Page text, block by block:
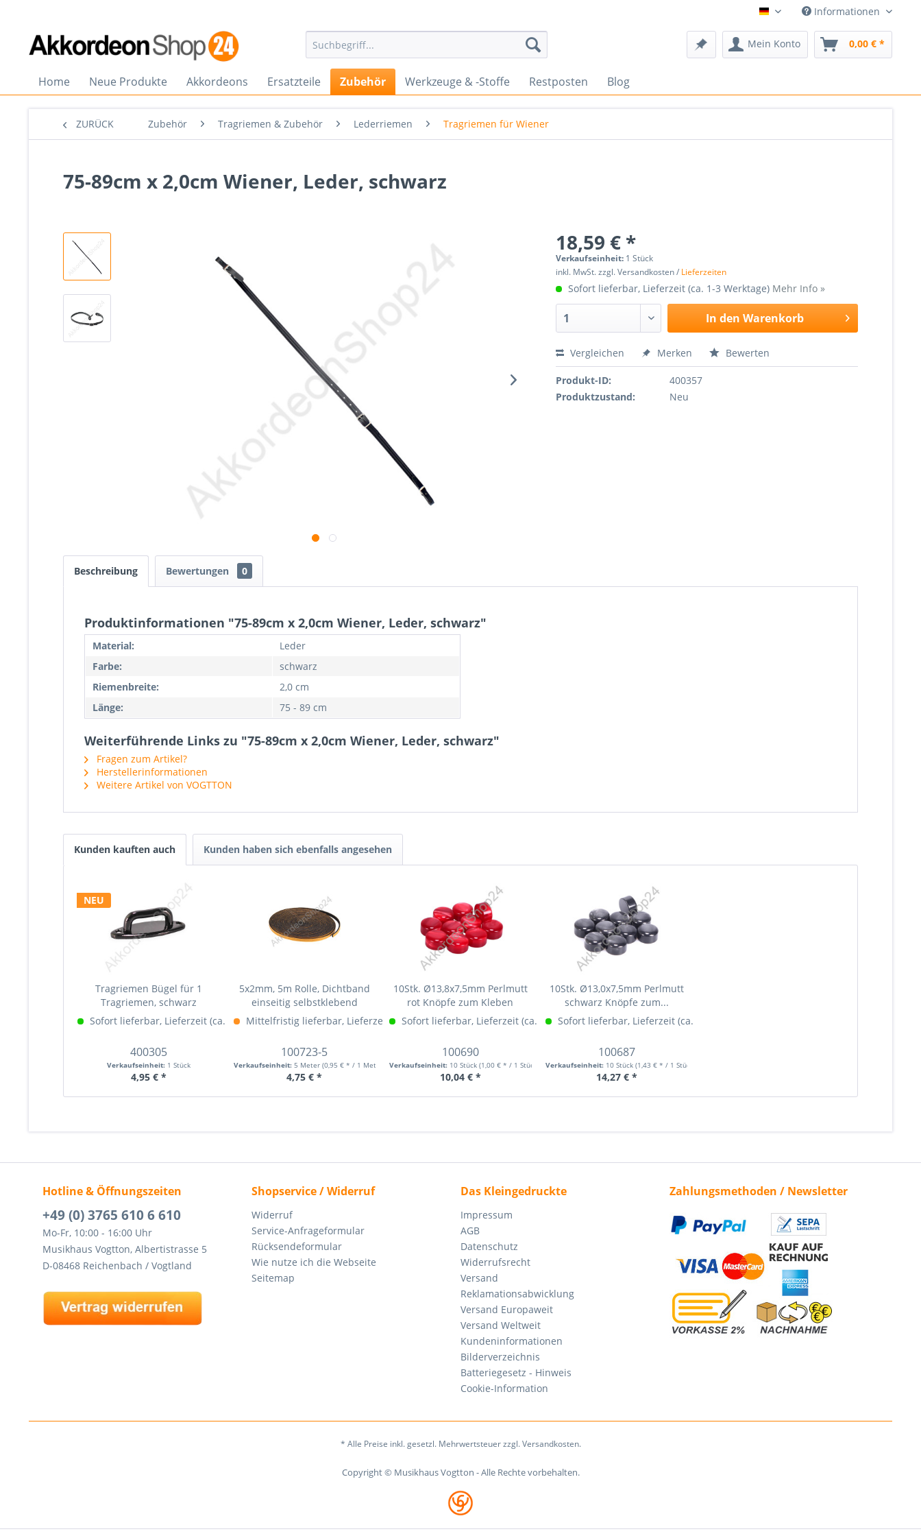
Deutsch Informationen
Mein Konto 0,00 € *
Home Neue Produkte Akkordeons Ersatzteile Zubehör Werkzeuge & -Stoffe Restposten Blog
ZURÜCK Zubehör Tragriemen & Zubehör Lederriemen Tragriemen für Wiener
75-89cm x 2,0cm Wiener, Leder, schwarz
18,59 € *
Verkaufseinheit: 1 Stück
inkl. MwSt. zzgl. Versandkosten / Lieferzeiten
Sofort lieferbar, Lieferzeit (ca. 1-3 Werktage) Mehr Info »
In den Warenkorb
Vergleichen Merken Bewerten
Produkt-ID:
400357
Produktzustand:
Neu
Beschreibung Bewertungen 0
Produktinformationen "75-89cm x 2,0cm Wiener, Leder, schwarz"
Material:
Leder
Farbe:
schwarz
Riemenbreite:
2,0 cm
Länge:
75 - 89 cm
Weiterführende Links zu "75-89cm x 2,0cm Wiener, Leder, schwarz"
Fragen zum Artikel?
Herstellerinformationen
Weitere Artikel von VOGTTON
Kunden kauften auch Kunden haben sich ebenfalls angesehen
NEU
Tragriemen Bügel für 1
Tragriemen, schwarz
Sofort lieferbar, Lieferzeit (ca. 1-3 Werktage)Mehr Info »
400305
Verkaufseinheit: 1 Stück
4,95 € *
5x2mm, 5m Rolle, Dichtband
einseitig selbstklebend
Mittelfristig lieferbar, Lieferzeit (ca. 1-4 Wochen)Mehr Info »
100723-5
Verkaufseinheit: 5 Meter (0,95 € * / 1 Meter)
4,75 € *
10Stk. Ø13,8x7,5mm Perlmutt
rot Knöpfe zum Kleben
Sofort lieferbar, Lieferzeit (ca. 1-3 Werktage)Mehr Info »
100690
Verkaufseinheit: 10 Stück(1,00 € * / 1 Stück)
10,04 € *
10Stk. Ø13,0x7,5mm Perlmutt
schwarz Knöpfe zum...
Sofort lieferbar, Lieferzeit (ca. 1-3 Werktage)
100687
Verkaufseinheit: 10 Stück (1,43 € * / 1 Stück)
14,27 € *
Hotline & Öffnungszeiten
+49 (0) 3765 610 6 610
Mo-Fr, 10:00 - 16:00 Uhr
Musikhaus Vogtton, Albertistrasse 5
D-08468 Reichenbach / Vogtland
Shopservice / Widerruf
Widerruf
Service-Anfrageformular
Rücksendeformular
Wie nutze ich die Webseite
Seitemap
Das Kleingedruckte
Impressum
AGB
Datenschutz
Widerrufsrecht
Versand
Reklamationsabwicklung
Versand Europaweit
Versand Weltweit
Kundeninformationen
Bilderverzeichnis
Batteriegesetz - Hinweis
Cookie-Information
Zahlungsmethoden / Newsletter
* Alle Preise inkl. gesetzl. Mehrwertsteuer zzgl. Versandkosten.
Copyright © Musikhaus Vogtton - Alle Rechte vorbehalten.